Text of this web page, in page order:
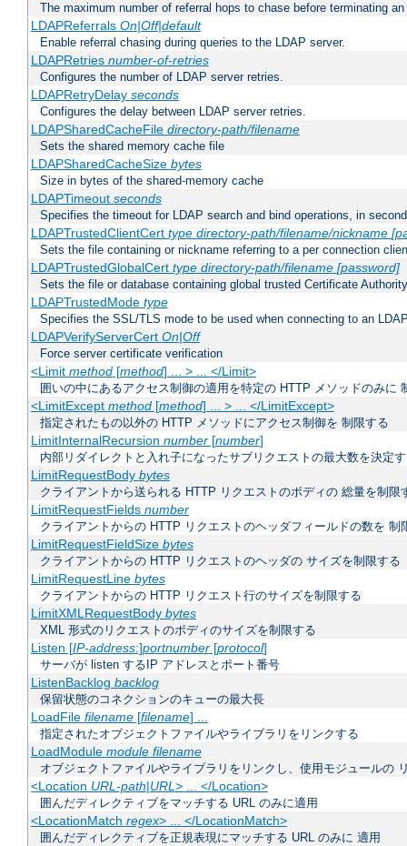
The maximum number of referral hops to chase before terminating
LDAPReferrals On|Off|default
Enable referral chasing during queries to the LDAP server.
LDAPRetries number-of-retries
Configures the number of LDAP server retries.
LDAPRetryDelay seconds
Configures the delay between LDAP server retries.
LDAPSharedCacheFile directory-path/filename
Sets the shared memory cache file
LDAPSharedCacheSize bytes
Size in bytes of the shared-memory cache
LDAPTimeout seconds
Specifies the timeout for LDAP search and bind operations, in
LDAPTrustedClientCert type directory-path/filename/nickname
Sets the file containing or nickname referring to a per connection
LDAPTrustedGlobalCert type directory-path/filename [password]
Sets the file or database containing global trusted Certificate
LDAPTrustedMode type
Specifies the SSL/TLS mode to be used when connecting to an
LDAPVerifyServerCert On|Off
Force server certificate verification
<Limit method[method] ... > ... </Limit>
囲いの中にあるアクセス制御の適用を特定の HTTP メソッドのみに
<LimitExcept method[method] ... > ... </LimitExcept>
指定されたもの以外の HTTP メソッドにアクセス制御を 制限する
LimitInternalRecursion number[number]
内部リダイレクトと入れ子になったサブリクエストの最大数を決定
LimitRequestBody bytes
クライアントから送られる HTTP リクエストのボディの 総量を制限
LimitRequestFields number
クライアントからの HTTP リクエストのヘッダフィールドの数を 制
LimitRequestFieldSize bytes
クライアントからの HTTP リクエストのヘッダの サイズを制限する
LimitRequestLine bytes
クライアントからの HTTP リクエスト行のサイズを制限する
LimitXMLRequestBody bytes
XML 形式のリクエストのボディのサイズを制限する
Listen [IP-address:]portnumber[protocol]
サーバが listen するIP アドレスとポート番号
ListenBacklog backlog
保留状態のコネクションのキューの最大長
LoadFile filename[filename] ...
指定されたオブジェクトファイルやライブラリをリンクする
LoadModule module filename
オブジェクトファイルやライブラリをリンクし、使用モジュールの
<Location URL-path|URL> ... </Location>
囲んだディレクティブをマッチする URL のみに適用
<LocationMatch regex> ... </LocationMatch>
囲んだディレクティブを正規表現にマッチする URL のみに 適用